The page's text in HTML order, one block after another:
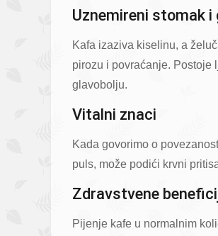
Uznemireni stomak i
Kafa izaziva kiselinu, a
pirozu i povraćanje. Postoje
glavobolju.
Vitalni znaci
Kada govorimo o
puls, može podići krvni
Zdravstvene
Pijenje kafe u normalnim